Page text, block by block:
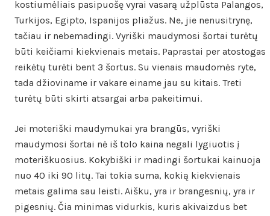
kostiumėliais pasipuošę vyrai vasarą užplūsta Palangos,
Turkijos, Egipto, Ispanijos pliažus. Ne, jie nenusitrynę,
tačiau ir nebemadingi. Vyriški maudymosi šortai turėtų
būti keičiami kiekvienais metais. Paprastai per atostogas
reikėtų turėti bent 3 šortus. Su vienais maudomės ryte,
tada džioviname ir vakare einame jau su kitais. Treti
turėtų būti skirti atsargai arba pakeitimui.
Jei moteriški maudymukai yra brangūs, vyriški
maudymosi šortai nė iš tolo kaina negali lygiuotis į
moteriškuosius. Kokybiški ir madingi šortukai kainuoja
nuo 40 iki 90 litų. Tai tokia suma, kokią kiekvienais
metais galima sau leisti. Aišku, yra ir brangesnių, yra ir
pigesnių. Čia minimas vidurkis, kuris akivaizdus bet